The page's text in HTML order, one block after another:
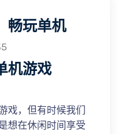
畅玩单机
机游戏
戏，但有时候我们
想在休闲时间享受